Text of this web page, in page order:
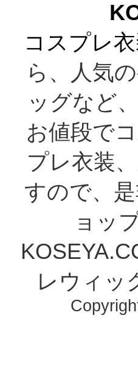
コスプレ
ら、人気
ッグなど
お値段で
プレ衣装
すので、
ョッ
レウィッ